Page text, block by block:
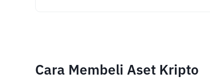
Cara Membeli Aset Kripto